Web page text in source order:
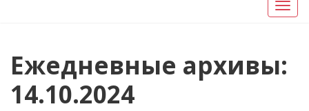
Вкл/
Выкл
Ежедневные архивы:
14.10.2024